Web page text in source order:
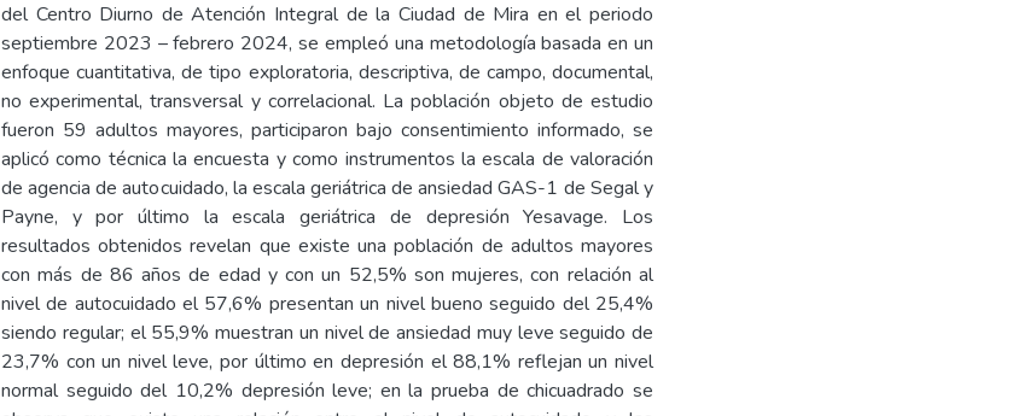
del Centro Diurno de Atención Integral de la Ciudad de Mira en el periodo
septiembre 2023 – febrero 2024, se empleó una metodología basada en un
enfoque cuantitativa, de tipo exploratoria, descriptiva, de campo, documental,
no experimental, transversal y correlacional. La población objeto de estudio
fueron 59 adultos mayores, participaron bajo consentimiento informado, se
aplicó como técnica la encuesta y como instrumentos la escala de valoración
de agencia de autocuidado, la escala geriátrica de ansiedad GAS-1 de Segal y
Payne, y por último la escala geriátrica de depresión Yesavage. Los
resultados obtenidos revelan que existe una población de adultos mayores
con más de 86 años de edad y con un 52,5% son mujeres, con relación al
nivel de autocuidado el 57,6% presentan un nivel bueno seguido del 25,4%
siendo regular; el 55,9% muestran un nivel de ansiedad muy leve seguido de
23,7% con un nivel leve, por último en depresión el 88,1% reflejan un nivel
normal seguido del 10,2% depresión leve; en la prueba de chicuadrado se